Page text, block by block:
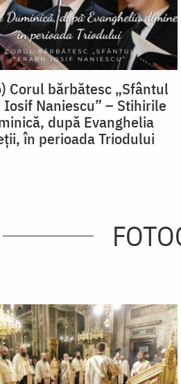
Corul bărbătesc „Sfântul
Naniescu” – Stihirile
după Evanghelia
în perioada Triodului